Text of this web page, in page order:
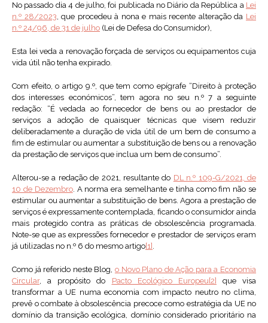
No passado dia 4 de julho, foi publicada no Diário da República a Lei
n.º 28/2023, que procedeu à nona e mais recente alteração da Lei
n.º 24/96, de 31 de julho (Lei de Defesa do Consumidor),
Esta lei veda a renovação forçada de serviços ou equipamentos cuja
vida útil não tenha expirado.
Com efeito, o artigo 9.º, que tem como epígrafe “Direito à proteção
dos interesses económicos”, tem agora no seu n.º 7 a seguinte
redação: “É vedada ao fornecedor de bens ou ao prestador de
serviços a adoção de quaisquer técnicas que visem reduzir
deliberadamente a duração de vida útil de um bem de consumo a
fim de estimular ou aumentar a substituição de bens ou a renovação
da prestação de serviços que inclua um bem de consumo”.
Alterou-se a redação de 2021, resultante do DL n.º 109-G/2021, de
10 de Dezembro. A norma era semelhante e tinha como fim não se
estimular ou aumentar a substituição de bens. Agora a prestação de
serviços é expressamente contemplada, ficando o consumidor ainda
mais protegido contra as práticas de obsolescência programada.
Note-se que as expressões fornecedor e prestador de serviços eram
já utilizadas no n.º 6 do mesmo artigo[1] .
Como já referido neste Blog, o Novo Plano de Ação para a Economia
Circular, a propósito do Pacto Ecológico Europeu[2]
que visa
transformar a UE numa economia com impacto neutro no clima,
prevê o combate à obsolescência precoce como estratégia da UE no
domínio da transição ecológica, domínio considerado prioritário na